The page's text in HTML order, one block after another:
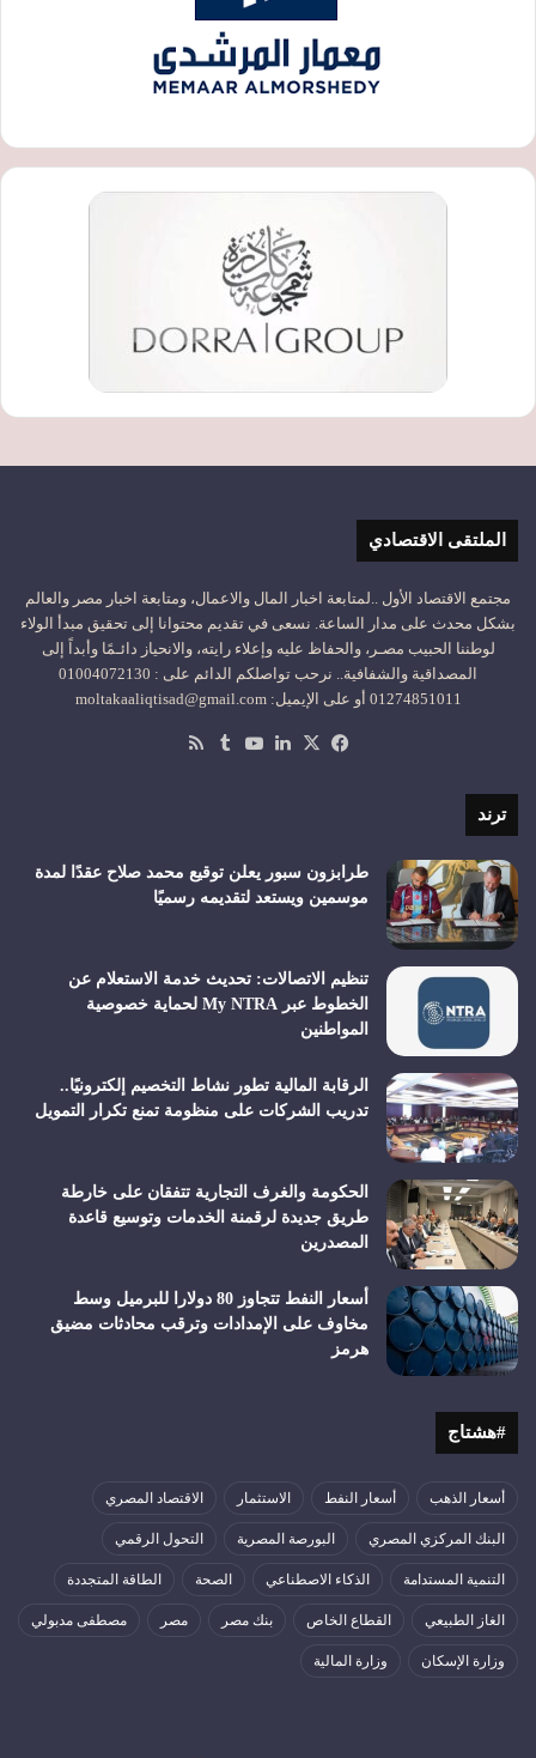
الملتقى الاقتصادي
مجتمع الاقتصاد الأول ..لمتابعة اخبار المال والاعمال، ومتابعة اخبار مصر والعالم
بشكل محدث على مدار الساعة. نسعى في تقديم محتوانا إلى تحقيق مبدأ الولاء
لوطننا الحبيب مصـر، والحفاظ عليه وإعلاء رايته، والانحياز دائـمًا وأبداً إلى
المصداقية والشفافية.. نرحب تواصلكم الدائم على : 01004072130
01274851011 أو على الإيميل: moltakaaliqtisad@gmail.com
فيسبوك
‫X لينكدإن‫YouTube
ترند
طرابزون سبور يعلن توقيع محمد صلاح عقدًا لمدة
موسمين ويستعد لتقديمه رسميًا
تنظيم الاتصالات: تحديث خدمة الاستعلام عن
الخطوط عبر My NTRA لحماية خصوصية
المواطنين
الرقابة المالية تطور نشاط التخصيم إلكترونيًا..
تدريب الشركات على منظومة تمنع تكرار التمويل
الحكومة والغرف التجارية تتفقان على خارطة
طريق جديدة لرقمنة الخدمات وتوسيع قاعدة
المصدرين
أسعار النفط تتجاوز 80 دولارا للبرميل وسط
مخاوف على الإمدادات وترقب محادثات مضيق
هرمز
#هشتاج
أسعار الذهب أسعار النفط الاستثمار الاقتصاد المصري
البنك المركزي المصري البورصة المصرية التحول الرقمي
التنمية المستدامة الذكاء الاصطناعي الصحة الطاقة المتجددة
الغاز الطبيعي القطاع الخاص بنك مصر مصر مصطفى مدبولي
وزارة الإسكان وزارة المالية